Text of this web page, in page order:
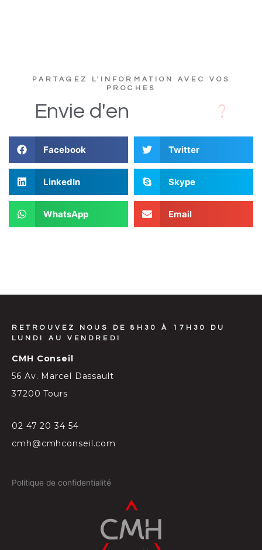
PARTAGEZ L'INFORMATION AVEC VOS
PROCHES
Envie d'en
Facebook Twitter
LinkedIn Skype
WhatsApp Email
RETROUVEZ NOUS DE 8H30 À 17H30 DU
LUNDI AU VENDREDI
CMH Conseil
56 Av. Marcel Dassault
37200 Tours
02 47 20 34 54
cmh@cmhconseil.com
Politique de confidentialité